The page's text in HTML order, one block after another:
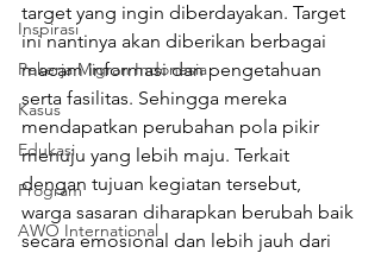
Inspirasi
Pekerja Migran Indonesia
Kasus
Edukasi
Program
AWO International
target yang ingin diberdayakan. Target
ini nantinya akan diberikan berbagai
macam informasi dan pengetahuan
serta fasilitas. Sehingga mereka
mendapatkan perubahan pola pikir
menuju yang lebih maju. Terkait
dengan tujuan kegiatan tersebut,
warga sasaran diharapkan berubah baik
secara emosional dan lebih jauh dari